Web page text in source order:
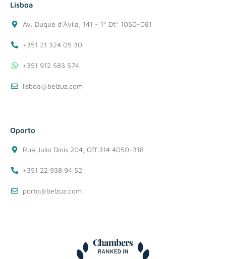
Lisboa
Av. Duque d'Ávila, 141 - 1º Dtº 1050-081
+351 21 324 05 30
+351 912 583 574
lisboa@belzuz.com
Oporto
Rua Julio Dinis 204, Off 314 4050-318
+351 22 938 94 52
porto@belzuz.com